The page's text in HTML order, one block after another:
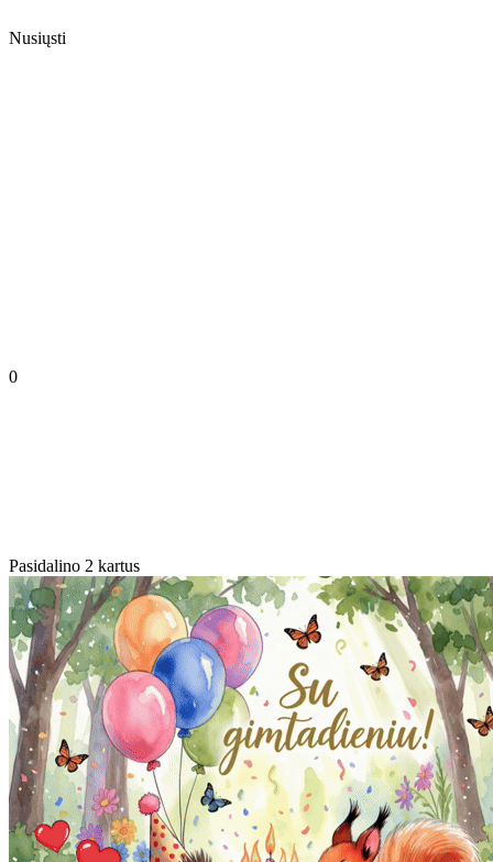
Nusiųsti
0
Pasidalino 2 kartus